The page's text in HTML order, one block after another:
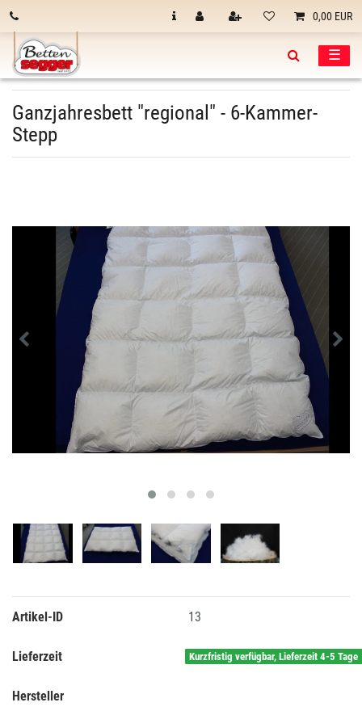
0,00 EUR
☰
Ganzjahresbett "regional" - 6-Kammer-
Stepp
Artikel-ID 13
Lieferzeit Kurzfristig verfügbar, Lieferzeit 4-5 Tage
Hersteller